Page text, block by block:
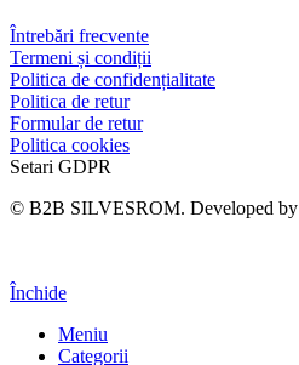
Întrebări frecvente
Termeni și condiții
Politica de confidențialitate
Politica de retur
Formular de retur
Politica cookies
Setari GDPR
© B2B SILVESROM. Developed by
Închide
Meniu
Categorii